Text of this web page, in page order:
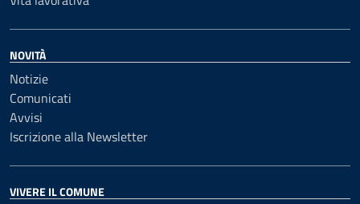
NOVITÀ
Notizie
Comunicati
Avvisi
Iscrizione alla Newsletter
VIVERE IL COMUNE